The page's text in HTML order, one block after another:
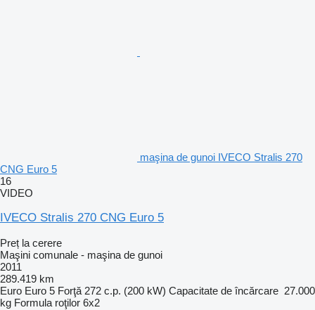
maşina de gunoi IVECO Stralis 270
CNG Euro 5
16
VIDEO
IVECO Stralis 270 CNG Euro 5
Preț la cerere
Maşini comunale - maşina de gunoi
2011
289.419 km
Euro Euro 5 Forţă 272 c.p. (200 kW) Capacitate de încărcare 27.000
kg Formula roţilor 6x2